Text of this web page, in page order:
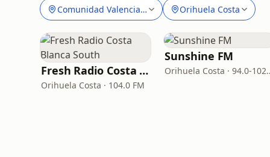
Comunidad Valenciana Orihuela Costa
Fresh Radio Costa Blanca South
Orihuela Costa · 104.0 FM
Sunshine FM
Orihuela